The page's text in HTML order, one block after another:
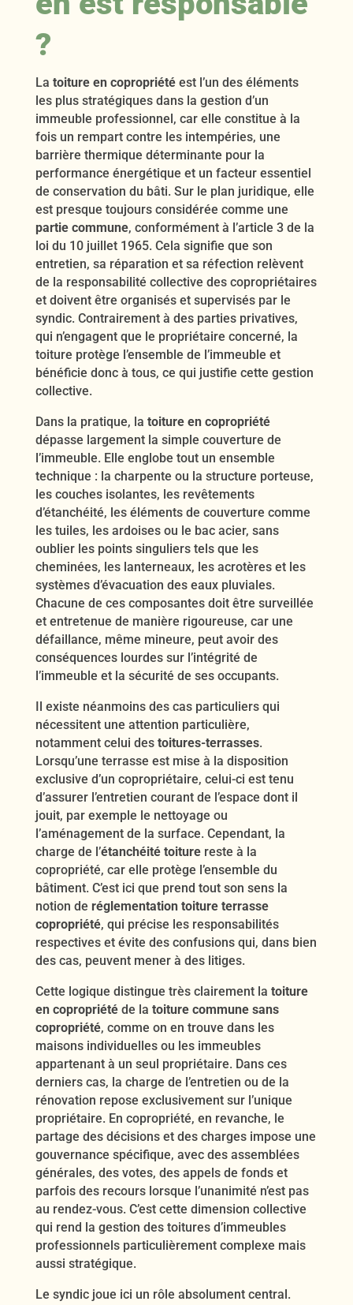
?
La toiture en copropriétéest l’un des éléments
les plus stratégiques dans la gestion d’un
immeuble professionnel, car elle constitue à la
fois un rempart contre les intempéries, une
barrière thermique déterminante pour la
performance énergétique et un facteur essentiel
de conservation du bâti. Sur le plan juridique, elle
est presque toujours considérée comme une
partie commune, conformément à l’article 3 de la
loi du 10 juillet 1965. Cela signifie que son
entretien, sa réparation et sa réfection relèvent
de la responsabilité collective des copropriétaires
et doivent être organisés et supervisés par le
syndic. Contrairement à des parties privatives,
qui n’engagent que le propriétaire concerné, la
toiture protège l’ensemble de l’immeuble et
bénéficie donc à tous, ce qui justifie cette gestion
collective.
Dans la pratique, la toiture en copropriété
dépasse largement la simple couverture de
l’immeuble. Elle englobe tout un ensemble
technique : la charpente ou la structure porteuse,
les couches isolantes, les revêtements
d’étanchéité, les éléments de couverture comme
les tuiles, les ardoises ou le bac acier, sans
oublier les points singuliers tels que les
cheminées, les lanterneaux, les acrotères et les
systèmes d’évacuation des eaux pluviales.
Chacune de ces composantes doit être surveillée
et entretenue de manière rigoureuse, car une
défaillance, même mineure, peut avoir des
conséquences lourdes sur l’intégrité de
l’immeuble et la sécurité de ses occupants.
Il existe néanmoins des cas particuliers qui
nécessitent une attention particulière,
notamment celui des toitures-terrasses.
Lorsqu’une terrasse est mise à la disposition
exclusive d’un copropriétaire, celui-ci est tenu
d’assurer l’entretien courant de l’espace dont il
jouit, par exemple le nettoyage ou
l’aménagement de la surface. Cependant, la
charge de l’étanchéité toiturereste à la
copropriété, car elle protège l’ensemble du
bâtiment. C’est ici que prend tout son sens la
notion de réglementation toiture terrasse
copropriété, qui précise les responsabilités
respectives et évite des confusions qui, dans bien
des cas, peuvent mener à des litiges.
Cette logique distingue très clairement la toiture
en copropriétéde la toiture commune sans
copropriété, comme on en trouve dans les
maisons individuelles ou les immeubles
appartenant à un seul propriétaire. Dans ces
derniers cas, la charge de l’entretien ou de la
rénovation repose exclusivement sur l’unique
propriétaire. En copropriété, en revanche, le
partage des décisions et des charges impose une
gouvernance spécifique, avec des assemblées
générales, des votes, des appels de fonds et
parfois des recours lorsque l’unanimité n’est pas
au rendez-vous. C’est cette dimension collective
qui rend la gestion des toitures d’immeubles
professionnels particulièrement complexe mais
aussi stratégique.
Le syndic joue ici un rôle absolument central.